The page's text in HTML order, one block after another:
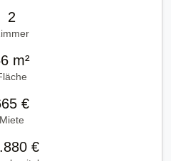
2
m²
€
Miete
€